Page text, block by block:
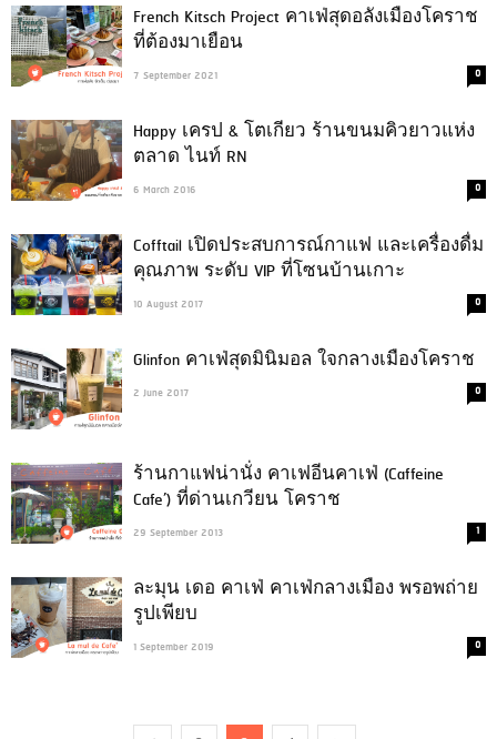
French Kitsch Project คาเฟ่สุดอลังเมืองโคราช
ที่ต้องมาเยือน
7 September 2021 0
Happy เครป & โตเกียว ร้านขนมคิวยาวแห่ง
ตลาด ไนท์ RN
6 March 2016 0
Cofftail เปิดประสบการณ์กาแฟ และเครื่องดื่ม
คุณภาพ ระดับ VIP ที่โซนบ้านเกาะ
10 August 2017 0
Glinfon คาเฟ่สุดมินิมอล ใจกลางเมืองโคราช
2 June 2017 0
ร้านกาแฟน่านั่ง คาเฟอีนคาเฟ่ (Caffeine
Cafe’) ที่ด่านเกวียน โคราช
29 September 2013 1
ละมุน เดอ คาเฟ่ คาเฟ่กลางเมือง พรอพถ่าย
รูปเพียบ
1 September 2019 0